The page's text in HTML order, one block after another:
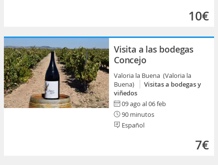
10€
Visita a las bodegas
Concejo
Valoria la Buena (Valoria la
Buena)
Visitas a bodegas y
viñedos
09 ago al 06 feb
90 minutos
Español
7€